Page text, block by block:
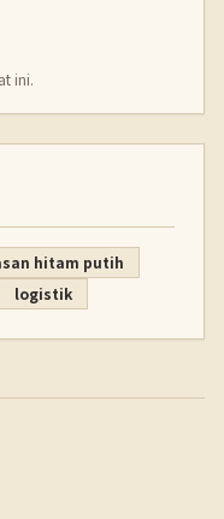
ini.
hitam putih
logistik